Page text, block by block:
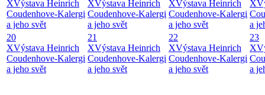
XVýstava Heinrich
Coudenhove-Kalergi
a jeho svět
XVýstava Heinrich
Coudenhove-Kalergi
a jeho svět
XVýstava Heinrich
Coudenhove-Kalergi
a jeho svět
X
a
20
XVýstava Heinrich
Coudenhove-Kalergi
a jeho svět
21
XVýstava Heinrich
Coudenhove-Kalergi
a jeho svět
22
XVýstava Heinrich
Coudenhove-Kalergi
a jeho svět
23
X
a